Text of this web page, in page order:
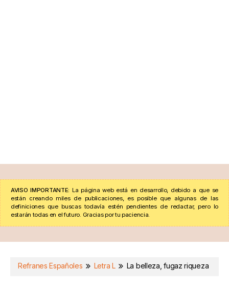
AVISO IMPORTANTE: La página web está en desarrollo, debido a que se
están creando miles de publicaciones, es posible que algunas de las
definiciones que buscas todavía estén pendientes de redactar, pero lo
estarán todas en el futuro. Gracias por tu paciencia.
Refranes Españoles Letra L La belleza, fugaz riqueza